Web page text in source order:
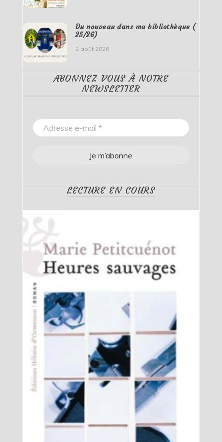
Du nouveau dans ma bibliothèque (
25/26)
2 août 2026
ABONNEZ-VOUS À NOTRE
NEWSLETTER
LECTURE EN COURS